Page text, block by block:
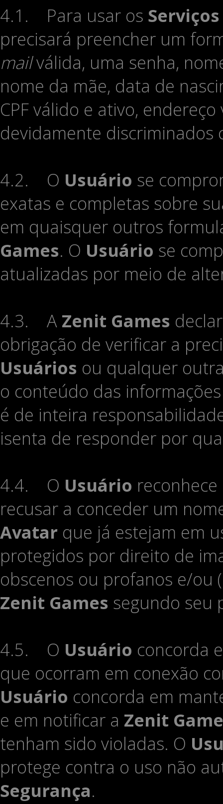
4.1. Para usar os Serviços
precisará preencher um
mailválida, uma senha,
nome da mãe, data de
CPF válido e ativo,
devidamente
4.2. O Usuário se
exatas e completas sobre
em quaisquer outros
Games. O Usuário se
atualizadas por meio de
4.3. A Zenit Games
obrigação de verificar a
Usuários ou qualquer
o conteúdo das
é de inteira
isenta de responder por
4.4. O Usuário
recusar a conceder um
Avatar que já estejam em
protegidos por direito de
obscenos ou profanos e/ou
Zenit Games segundo seu
4.5. O Usuário concorda
que ocorram em conexão
Usuário concorda em
e em notificar a Zenit
tenham sido violadas. O
protege contra o uso não
Segurança.